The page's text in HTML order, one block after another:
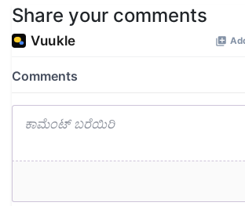
Share your comments